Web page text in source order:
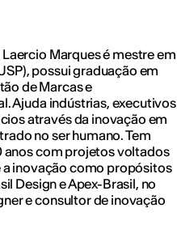
Marques é mestre em
possui graduação em
de Marcas e
Ajuda indústrias, executivos
através da inovação em
no ser humano. Tem
anos com projetos voltados
a inovação como propósitos
Design e Apex-Brasil, no
e consultor de inovação